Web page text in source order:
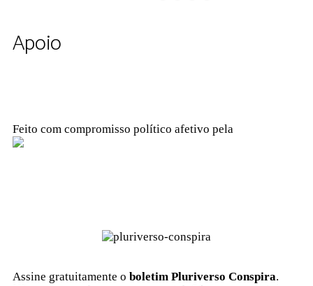
Apoio
Feito com compromisso político afetivo pela
Assine gratuitamente o boletim Pluriverso Conspira.